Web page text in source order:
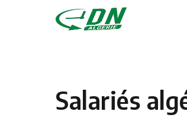
Skip to content
Salariés